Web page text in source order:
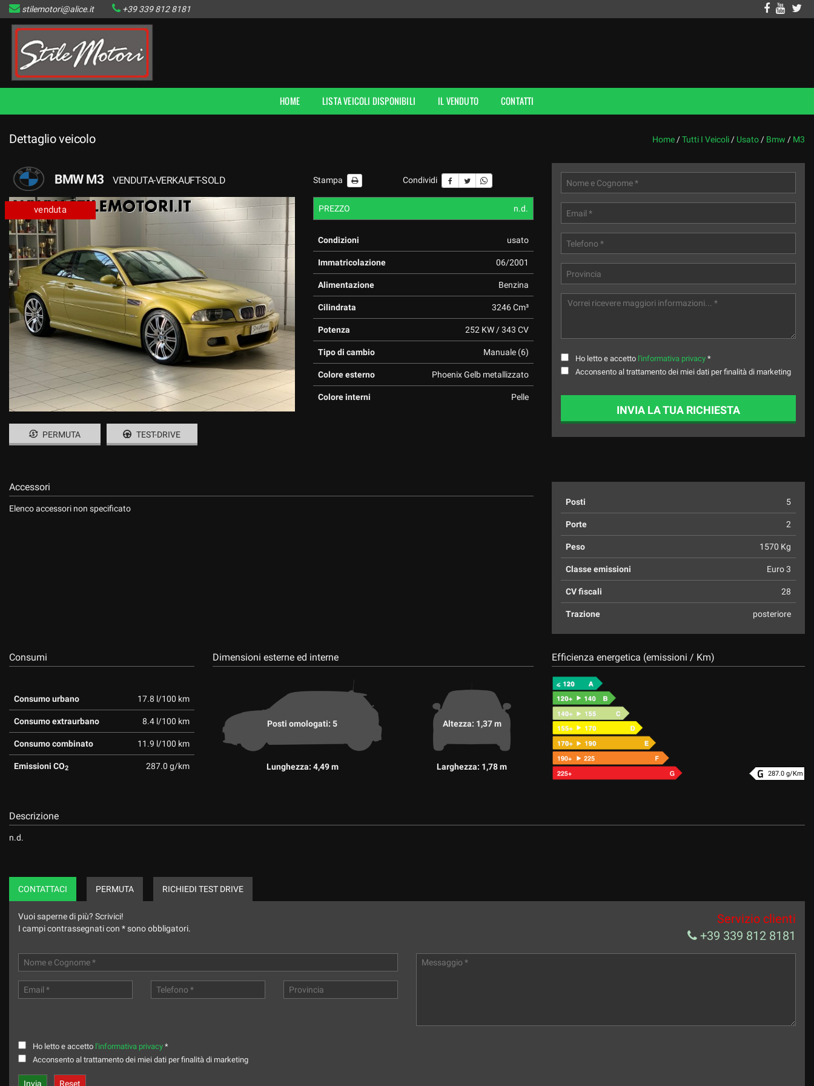
HOME
LISTA VEICOLI DISPONIBILI
IL VENDUTO
stilemotori@alice.it +39 339 812 8181
HOME LISTA VEICOLI DISPONIBILI IL VENDUTO CONTATTI
Dettaglio veicolo Home /Tutti I Veicoli / Usato / Bmw / M3
BMW M3 VENDUTA-VERKAUFT-SOLD Stampa Condividi
venduta venduta
PERMUTA TEST-DRIVE
PREZZO n.d.
Condizioni usato
Immatricolazione 06/2001
Alimentazione Benzina
Cilindrata 3246 Cm³
Potenza 252 KW / 343 CV
Tipo di cambio Manuale (6)
Colore esterno Phoenix Gelb metallizzato
Colore interni Pelle
Ho letto e accetto l'informativa privacy *
Acconsento al trattamento dei miei dati per finalità di marketing
INVIA LA TUA RICHIESTA
Accessori
Elenco accessori non specificato
Posti 5
Porte 2
Peso 1570 Kg
Classe emissioni Euro 3
CV fiscali 28
Trazione posteriore
Consumi
Consumo urbano 17.8 l/100 km
Consumo extraurbano 8.4 l/100 km
Consumo combinato 11.9 l/100 km
Emissioni CO2 287.0 g/km
Dimensioni esterne ed interne
Posti omologati: 5
Lunghezza: 4,49 m
Altezza: 1,37 m
Larghezza: 1,78 m
Efficienza energetica (emissioni / Km)
287.0 g/Km
Descrizione
n.d.
CONTATTACI PERMUTA RICHIEDI TEST DRIVE
Vuoi saperne di più? Scrivici!
I campi contrassegnati con * sono obbligatori.
Servizio clienti
+39 339 812 8181
Ho letto e accetto l'informativa privacy *
Acconsento al trattamento dei miei dati per finalità di marketing